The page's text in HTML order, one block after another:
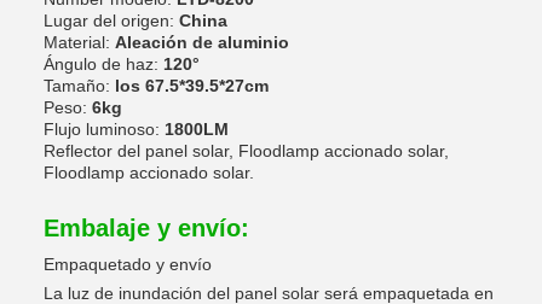
Lugar del origen: China
Material: Aleación de aluminio
Ángulo de haz: 120°
Tamaño: los 67.5*39.5*27cm
Peso: 6kg
Flujo luminoso: 1800LM
Reflector del panel solar, Floodlamp accionado solar,
Floodlamp accionado solar.
Embalaje y envío:
Empaquetado y envío
La luz de inundación del panel solar será empaquetada en